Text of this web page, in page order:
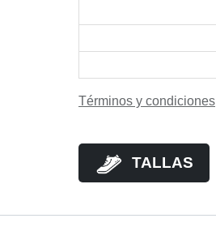
Términos y condiciones
TALLAS